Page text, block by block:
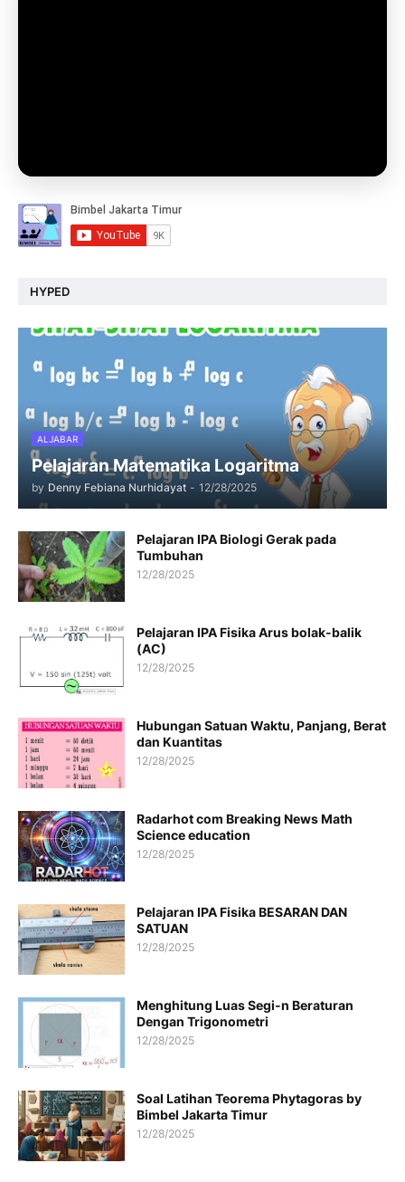
HYPED
ALJABAR
Pelajaran Matematika Logaritma
by Denny Febiana Nurhidayat - 12/28/2025
Pelajaran IPA Biologi Gerak pada
Tumbuhan
12/28/2025
Pelajaran IPA Fisika Arus bolak-balik
(AC)
12/28/2025
Hubungan Satuan Waktu, Panjang, Berat
dan Kuantitas
12/28/2025
Radarhot com Breaking News Math
Science education
12/28/2025
Pelajaran IPA Fisika BESARAN DAN
SATUAN
12/28/2025
Menghitung Luas Segi-n Beraturan
Dengan Trigonometri
12/28/2025
Soal Latihan Teorema Phytagoras by
Bimbel Jakarta Timur
12/28/2025